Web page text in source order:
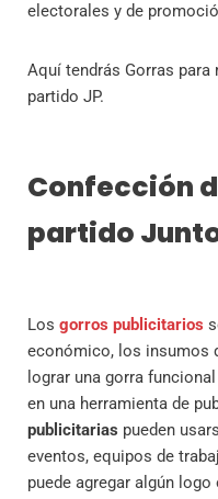
electorales y de
Aquí tendrás Gorras
partido JP.
Confección
partido
Los gorros publicitarios
económico, los insumos
lograr una gorra
en una herramienta de
publicitarias pueden
eventos, equipos de
puede agregar algún